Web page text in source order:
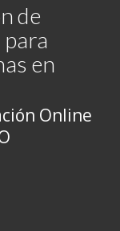
de
en
Online